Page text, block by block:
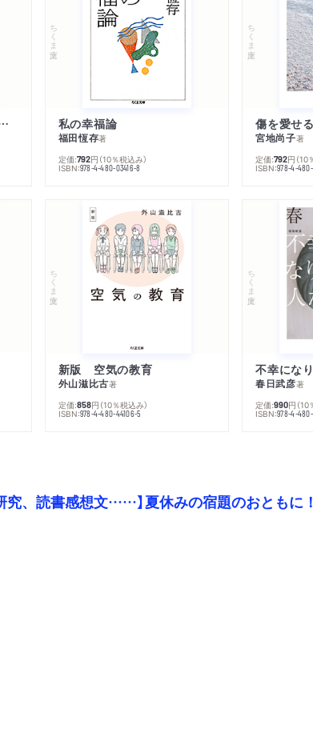
に「心の病」になる
ちくま文庫
私の幸福論
福田恆存著
定価:792円 （10％税込み）
ISBN:978-4-480-03416-8
ちくま文庫
傷を愛せ
宮地尚子著
定価:792円 （10
ISBN:978-4-
ちくま文庫
新版 空気の教育
外山滋比古著
定価:858円 （10％税込み）
ISBN:978-4-480-44106-5
ちくま文庫
春日武彦著
定価:990円 （
ISBN:978-4-
究、読書感想文……】夏休みの宿題のおともに！